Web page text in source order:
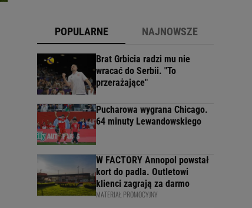
POPULARNE NAJNOWSZE
Brat Grbicia radzi mu nie
wracać do Serbii. "To
przerażające"
Pucharowa wygrana Chicago.
64 minuty Lewandowskiego
W FACTORY Annopol powstał
kort do padla. Outletowi
klienci zagrają za darmo
MATERIAŁ PROMOCYJNY